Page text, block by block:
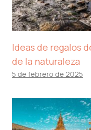
Ideas de regalos
de la naturaleza
5 de febrero de 2025